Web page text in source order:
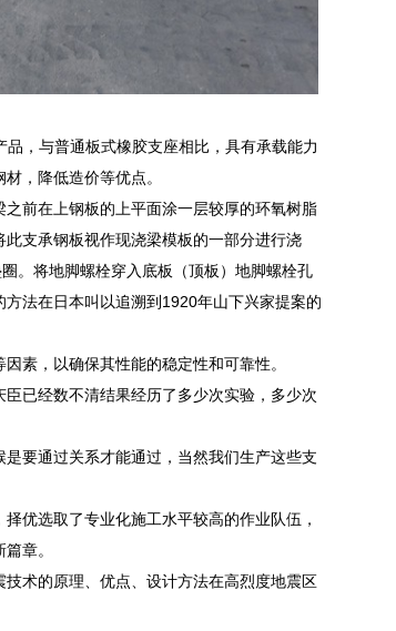
，与普通板式橡胶支座相比，具有承载能力
，降低造价等优点。
前在上钢板的上平面涂一层较厚的环氧树脂
支承钢板视作现浇梁模板的一部分进行浇
。将地脚螺栓穿入底板（顶板）地脚螺栓孔
法在日本叫以追溯到1920年山下兴家提案的
素，以确保其性能的稳定性和可靠性。
已经数不清结果经历了多少次实验，多少次
要通过关系才能通过，当然我们生产这些支
优选取了专业化施工水平较高的作业队伍，
章。
术的原理、优点、设计方法在高烈度地震区